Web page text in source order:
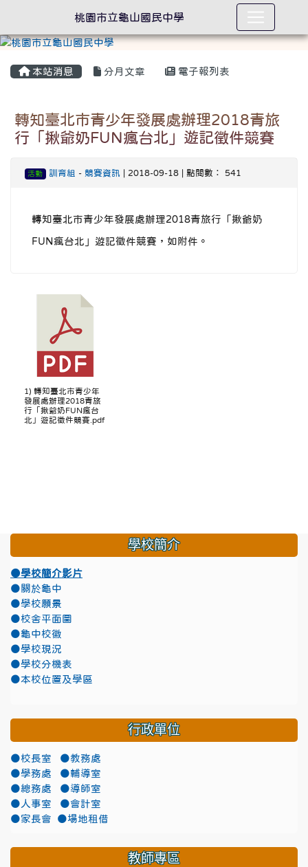
本站消息 分月文章 電子報列表
轉知臺北市青少年發展處辦理2018青旅
行「揪爺奶FUN瘋台北」遊記徵件競賽
活動 訓育組 - 競賽資訊| 2018-09-18 | 點閱數： 541
轉知臺北市青少年發展處辦理2018青旅行「揪爺奶
FUN瘋台北」遊記徵件競賽，如附件。
1) 轉知臺北市青少年
發展處辦理2018青旅
行「揪爺奶FUN瘋台
北」遊記徵件競賽.pdf
學校簡介
●學校簡介影片
●關於龜中
●學校願景
●校舍平面圖
●龜中校徽
●學校現況
●學校分機表
●本校位置及學區
行政單位
●校長室
●教務處
●學務處
●輔導室
●總務處
●導師室
●人事室
●會計室
●家長會
●場地租借
教師專區
桃園市立龜山國民中學